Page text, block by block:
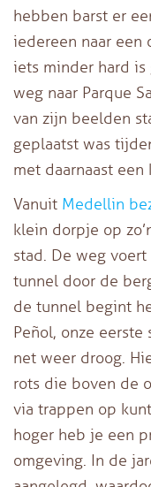
hebben barst er
iedereen naar een
iets minder hard is
weg naar Parque
van zijn beelden
geplaatst was
met daarnaast
Vanuit Medellin
klein dorpje op
stad. De weg
tunnel door de
de tunnel begint
Peñol, onze
net weer droog.
rots die boven de
via trappen op
hoger heb je een
omgeving. In de